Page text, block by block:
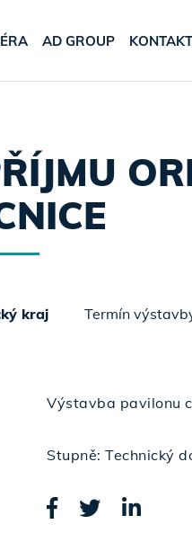
AD GROUP KONTAKT
kraj Termín
Výstavba pavilonu
Stupně: Technický